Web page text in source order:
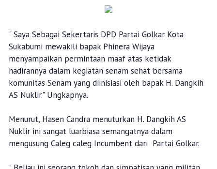
" Saya Sebagai Sekertaris DPD Partai Golkar Kota
Sukabumi mewakili bapak Phinera Wijaya
menyampaikan permintaan maaf atas ketidak
hadirannya dalam kegiatan senam sehat bersama
komunitas Senam yang diinisiasi oleh bapak H. Dangkih
AS Nuklir." Ungkapnya.
Menurut, Hasen Candra menuturkan H. Dangkih AS
Nuklir ini sangat luarbiasa semangatnya dalam
mengusung Caleg caleg Incumbent dari Partai Golkar.